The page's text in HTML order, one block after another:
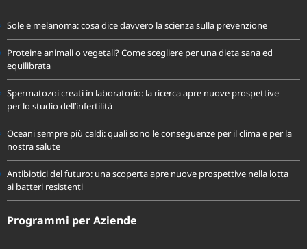
Sole e melanoma: cosa dice davvero la scienza sulla prevenzione
Proteine animali o vegetali? Come scegliere per una dieta sana ed
equilibrata
Spermatozoi creati in laboratorio: la ricerca apre nuove prospettive
per lo studio dell’infertilità
Oceani sempre più caldi: quali sono le conseguenze per il clima e per la
nostra salute
Antibiotici del futuro: una scoperta apre nuove prospettive nella lotta
ai batteri resistenti
Programmi per Aziende